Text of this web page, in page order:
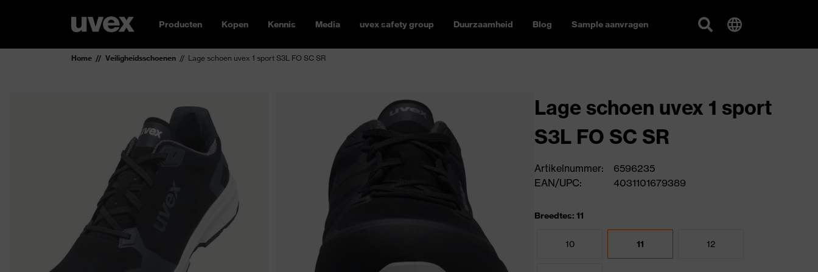
Producten Kopen Kennis Media uvex safety group Duurzaamheid Blog Sample aanvragen
Home Veiligheidsschoenen Lage schoen uvex 1 sport S3L FO SC SR
Lage schoen uvex 1 sport
S3L FO SC SR
Artikelnummer:
6596235
EAN/UPC:
4031101679389
Breedtes: 11
10 11 12